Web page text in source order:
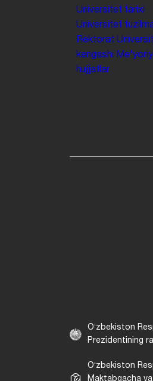
Universitet tarixi
Universitet
Rektorat
kengashi
Me'yoriy
hujjatlar
Oʻzbekiston
Prezidentining
Oʻzbekiston
Maktabgacha